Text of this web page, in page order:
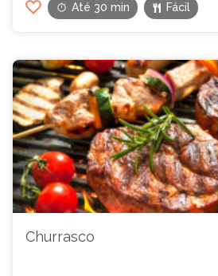
Até 30 min Fácil
Churrasco